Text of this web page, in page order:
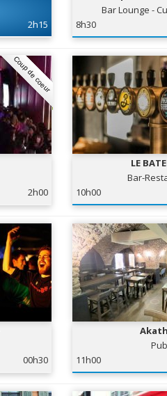
Services
Tourisme, ...
2h15
Bar Lounge -
8h30
Coup de coeur
2h00
LE
Bar-
10h00
00h30
Pub
11h00